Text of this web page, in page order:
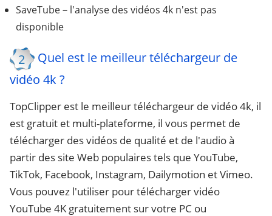
SaveTube－l'analyse des vidéos 4k n'est pas
disponible
2
Quel est le meilleur téléchargeur de
vidéo 4k ?
TopClipper est le meilleur téléchargeur de vidéo 4k, il
est gratuit et multi-plateforme, il vous permet de
télécharger des vidéos de qualité et de l'audio à
partir des site Web populaires tels que YouTube,
TikTok, Facebook, Instagram, Dailymotion et Vimeo.
Vous pouvez l'utiliser pour télécharger vidéo
YouTube 4K gratuitement sur votre PC ou